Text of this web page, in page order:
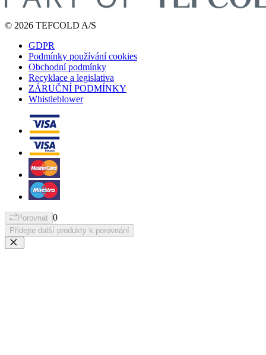
© 2026 TEFCOLD A/S
GDPR
Podmínky používání cookies
Obchodní podmínky
Recyklace a legislativa
ZÁRUČNÍ PODMÍNKY
Whistleblower
Porovnat 0
Přidejte další produkty k porovnání